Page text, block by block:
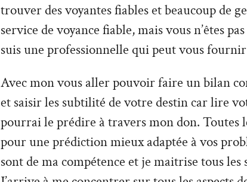
trouver des voyantes fiables et beaucoup de
service de voyance fiable, mais vous n’êtes
suis une professionnelle qui peut vous
Avec mon vous aller pouvoir faire un bilan
et saisir les subtilité de votre destin car lire
pourrai le prédire à travers mon don. Toutes
pour une prédiction mieux adaptée à vos
sont de ma compétence et je maitrise tous